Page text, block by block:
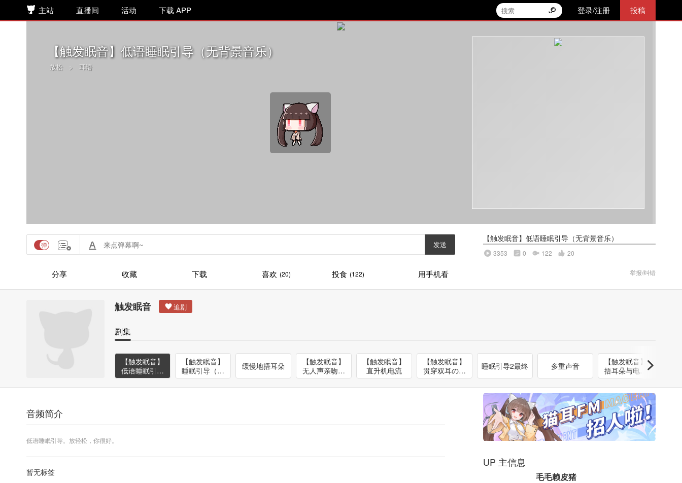
主站 直播间 活动 下载 APP 登录/注册 投稿
【触发眠音】低语睡眠引导（无背景音乐）
放松 > 耳语
发送
分享 收藏 下载 喜欢 (20) 投食 (122) 用手机看
【触发眠音】低语睡眠引导（无背景音乐）
3353 0 122 20
举报/纠错
触发眠音
剧集
【触发眠音】
低语睡眠引导
（无背景音
乐）
【触发眠音】
睡眠引导（背
景音乐）
缓慢地捂耳朵
【触发眠音】
无人声亲吻呼
吸口腔音
【触发眠音】
直升机电流
【触发眠音】
贯穿双耳の刺
痛声
睡眠引导2最终 多重声音
【触发眠音】
捂耳朵与电流
直击
音频简介
低语睡眠引导。放轻松，你很好。
暂无标签
UP 主信息
毛毛赖皮猪